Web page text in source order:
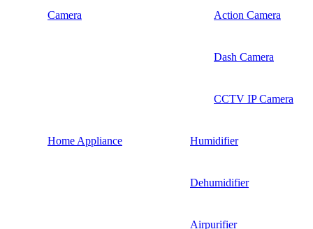
Camera Action Camera
Dash Camera
CCTV IP Camera
Home Appliance Humidifier
Dehumidifier
Airpurifier